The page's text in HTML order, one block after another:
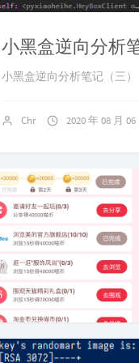
小黑盒逆向分析
小黑盒逆向分析笔记（三）
Chr 2020 年 08 月 06